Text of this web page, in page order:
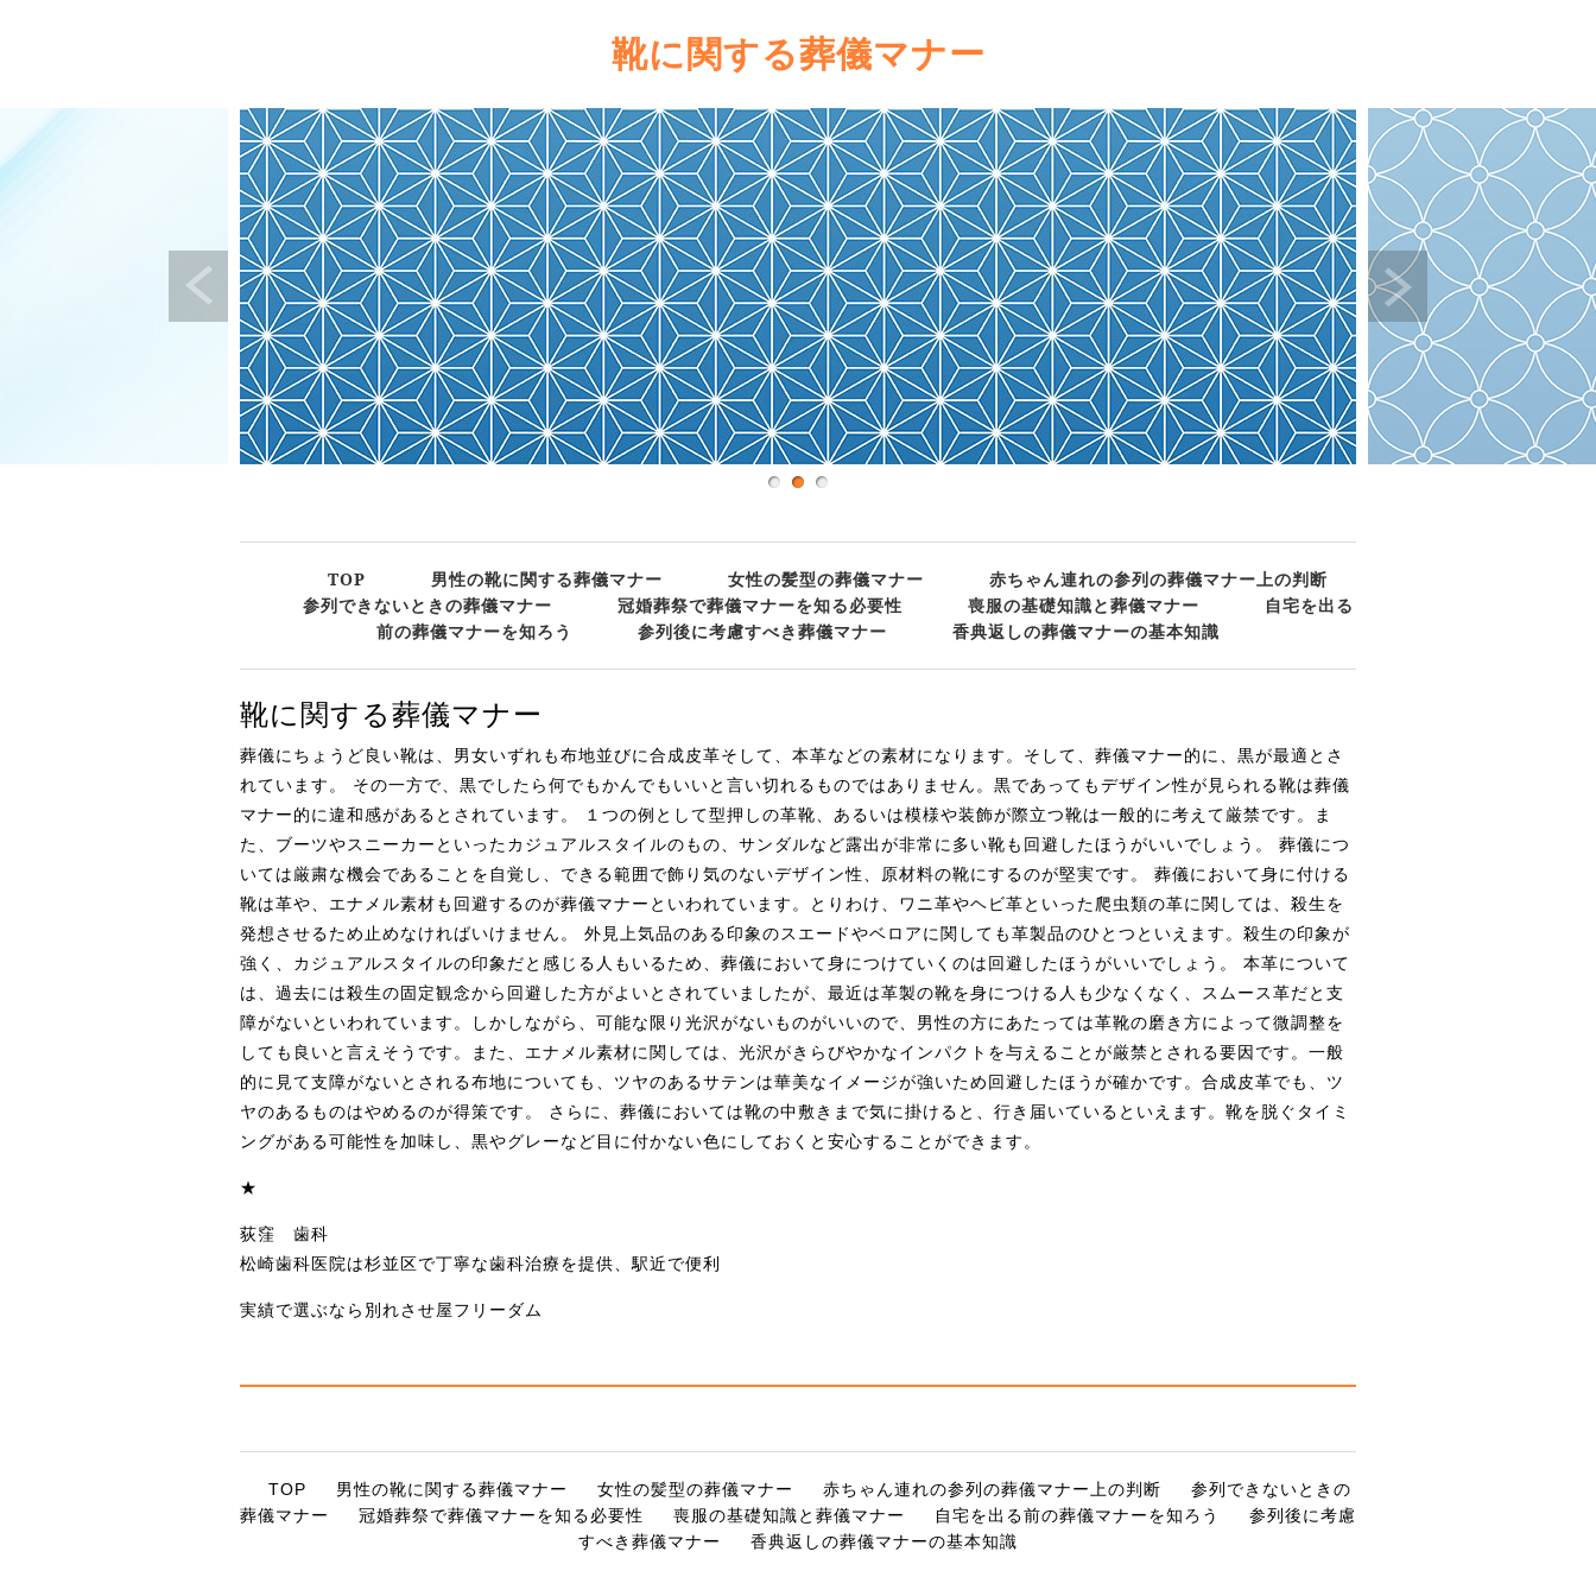
靴に関する葬儀マナー
TOP 男性の靴に関する葬儀マナー 女性の髪型の葬儀マナー
赤ちゃん連れの参列の葬儀マナー上の判断
参列できないときの葬儀マナー
冠婚葬祭で葬儀マナーを知る必要性 喪服の基礎知識と葬儀マナー
自宅を出る
前の葬儀マナーを知ろう
参列後に考慮すべき葬儀マナー 香典返しの葬儀マナーの基本知識
靴に関する葬儀マナー
葬儀にちょうど良い靴は、男女いずれも布地並びに合成皮革そして、本革などの素材になります。そして、葬儀マナー的に、黒が最適とさ
れています。 その一方で、黒でしたら何でもかんでもいいと言い切れるものではありません。黒であってもデザイン性が見られる靴は葬儀
マナー的に違和感があるとされています。 １つの例として型押しの革靴、あるいは模様や装飾が際立つ靴は一般的に考えて厳禁です。ま
た、ブーツやスニーカーといったカジュアルスタイルのもの、サンダルなど露出が非常に多い靴も回避したほうがいいでしょう。 葬儀につ
いては厳粛な機会であることを自覚し、できる範囲で飾り気のないデザイン性、原材料の靴にするのが堅実です。 葬儀において身に付ける
靴は革や、エナメル素材も回避するのが葬儀マナーといわれています。とりわけ、ワニ革やヘビ革といった爬虫類の革に関しては、殺生を
発想させるため止めなければいけません。 外見上気品のある印象のスエードやベロアに関しても革製品のひとつといえます。殺生の印象が
強く、カジュアルスタイルの印象だと感じる人もいるため、葬儀において身につけていくのは回避したほうがいいでしょう。 本革について
は、過去には殺生の固定観念から回避した方がよいとされていましたが、最近は革製の靴を身につける人も少なくなく、スムース革だと支
障がないといわれています。しかしながら、可能な限り光沢がないものがいいので、男性の方にあたっては革靴の磨き方によって微調整を
しても良いと言えそうです。また、エナメル素材に関しては、光沢がきらびやかなインパクトを与えることが厳禁とされる要因です。一般
的に見て支障がないとされる布地についても、ツヤのあるサテンは華美なイメージが強いため回避したほうが確かです。合成皮革でも、ツ
ヤのあるものはやめるのが得策です。 さらに、葬儀においては靴の中敷きまで気に掛けると、行き届いているといえます。靴を脱ぐタイミ
ングがある可能性を加味し、黒やグレーなど目に付かない色にしておくと安心することができます。
★
荻窪 歯科
松崎歯科医院は杉並区で丁寧な歯科治療を提供、駅近で便利
実績で選ぶなら別れさせ屋フリーダム
TOP 男性の靴に関する葬儀マナー 女性の髪型の葬儀マナー 赤ちゃん連れの参列の葬儀マナー上の判断
参列できないときの
葬儀マナー
冠婚葬祭で葬儀マナーを知る必要性 喪服の基礎知識と葬儀マナー 自宅を出る前の葬儀マナーを知ろう
参列後に考慮
すべき葬儀マナー
香典返しの葬儀マナーの基本知識